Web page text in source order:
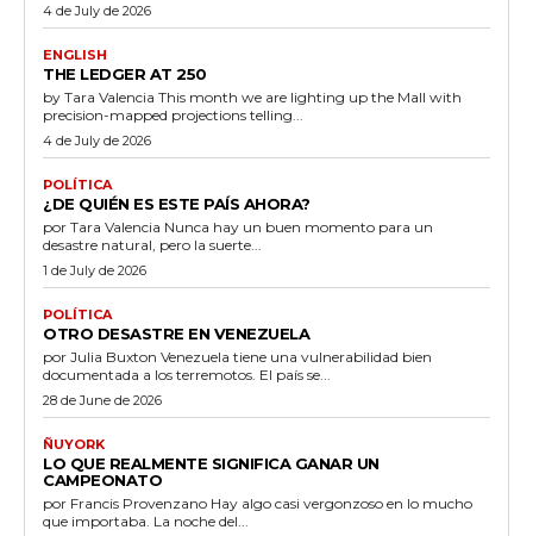
4 de July de 2026
ENGLISH
THE LEDGER AT 250
by Tara Valencia This month we are lighting up the Mall with
precision-mapped projections telling...
4 de July de 2026
POLÍTICA
¿DE QUIÉN ES ESTE PAÍS AHORA?
por Tara Valencia Nunca hay un buen momento para un
desastre natural, pero la suerte...
1 de July de 2026
POLÍTICA
OTRO DESASTRE EN VENEZUELA
por Julia Buxton Venezuela tiene una vulnerabilidad bien
documentada a los terremotos. El país se...
28 de June de 2026
ÑUYORK
LO QUE REALMENTE SIGNIFICA GANAR UN
CAMPEONATO
por Francis Provenzano Hay algo casi vergonzoso en lo mucho
que importaba. La noche del...